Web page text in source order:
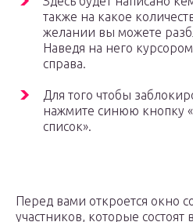
также на какое
желании вы можете
Наведя на него
справа.
Для того чтобы
нажмите синюю кнопку
список».
Перед вами откроется окно
участников, которые состоят